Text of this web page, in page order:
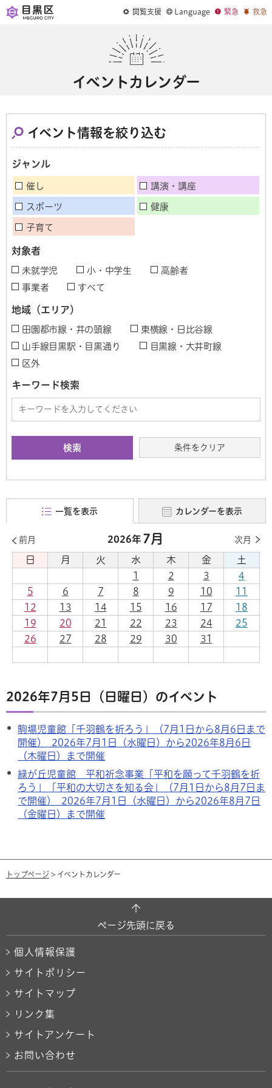
閲覧支援 Language 緊急 救急
イベントカレンダー
イベント情報を絞り込む
ジャンル
催し 講演・講座
スポーツ 健康
子育て
対象者
未就学児 小・中学生
高齢者
事業者
すべて
地域（エリア）
田園都市線・井の頭線
東横線・日比谷線
山手線目黒駅・目黒通り
目黒線・大井町線
区外
キーワード検索
条件をクリア
一覧を表示 カレンダーを表示
前月 2026年 7月 次月
日 月 火 水 木 金
土
1
2 3
4
5
6 7 8 9 10
11
12
13 14 15 16 17
18
19
20 21 22 23 24
25
26
27 28 29 30 31
2026年7月5日（日曜日）のイベント
駒場児童館「千羽鶴を折ろう」（7月1日から8月6日まで
開催） 2026年7月1日（水曜日）から2026年8月6日
（木曜日）まで開催
緑が丘児童館 平和祈念事業「平和を願って千羽鶴を折
ろう」「平和の大切さを知る会」（7月1日から8月7日ま
で開催） 2026年7月1日（水曜日）から2026年8月7日
（金曜日）まで開催
トップページ > イベントカレンダー
ページ先頭に戻る
個人情報保護
サイトポリシー
サイトマップ
リンク集
サイトアンケート
お問い合わせ